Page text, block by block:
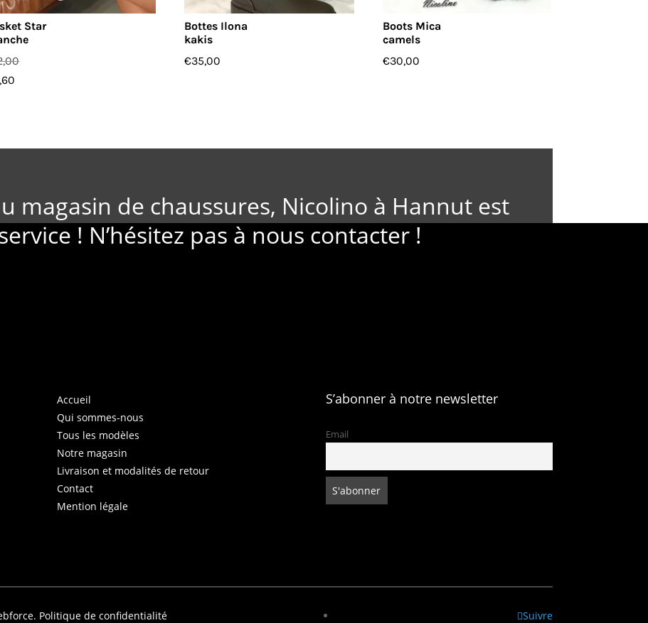
Star
Bottes Ilona
kakis
€35,00
Boots Mica
camels
€30,00
magasin de chaussures, Nicolino à Hannut est
! N’hésitez pas à nous contacter !
Accueil
Qui sommes-nous
Tous les modèles
Notre magasin
Livraison et modalités de retour
Contact
Mention légale
S’abonner à notre newsletter
Email
Politique de confidentialité Suivre